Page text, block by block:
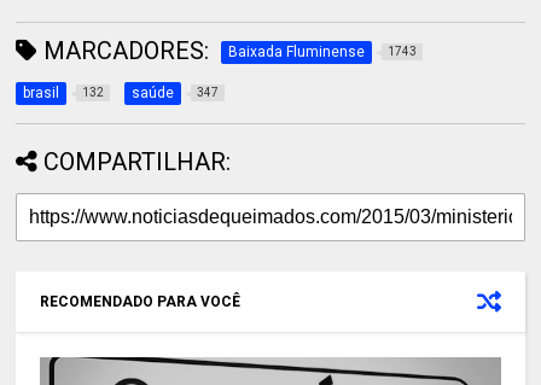
MARCADORES: Baixada Fluminense 1743
brasil 132 saúde 347
COMPARTILHAR:
RECOMENDADO PARA VOCÊ